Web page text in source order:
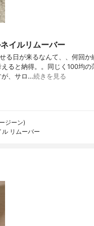
イルリムーバー
る日が来るなんて、、何回か
ると納得。。同じく100均の
が、サロ…続きを見る
ジーン)
リムーバー